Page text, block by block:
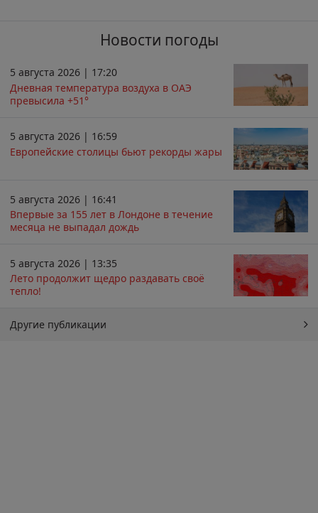
Новости погоды
5 августа 2026 | 17:20
Дневная температура воздуха в ОАЭ
превысила +51°
5 августа 2026 | 16:59
Европейские столицы бьют рекорды жары
5 августа 2026 | 16:41
Впервые за 155 лет в Лондоне в течение
месяца не выпадал дождь
5 августа 2026 | 13:35
Лето продолжит щедро раздавать своё
тепло!
Другие публикации